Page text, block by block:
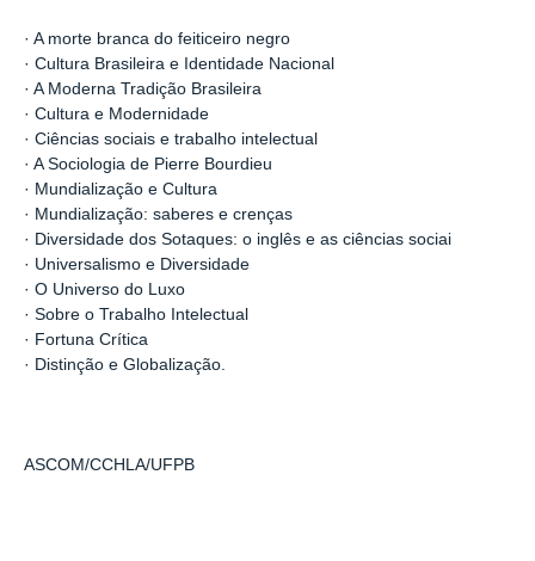
· A morte branca do feiticeiro negro
· Cultura Brasileira e Identidade Nacional
· A Moderna Tradição Brasileira
· Cultura e Modernidade
· Ciências sociais e trabalho intelectual
· A Sociologia de Pierre Bourdieu
· Mundialização e Cultura
· Mundialização: saberes e crenças
· Diversidade dos Sotaques: o inglês e as ciências sociai
· Universalismo e Diversidade
· O Universo do Luxo
· Sobre o Trabalho Intelectual
· Fortuna Crítica
· Distinção e Globalização.
ASCOM/CCHLA/UFPB